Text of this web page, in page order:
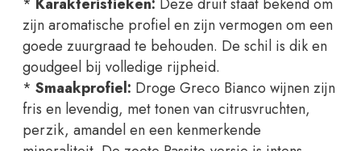
zijn aromatische profiel en zijn vermogen om een
goede zuurgraad te behouden. De schil is dik en
goudgeel bij volledige rijpheid.
* Smaakprofiel: Droge Greco Bianco wijnen zijn
fris en levendig, met tonen van citrusvruchten,
perzik, amandel en een kenmerkende